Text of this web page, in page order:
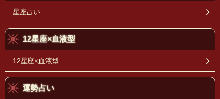
星座占い
12星座×血液型
12星座×血液型
運勢占い